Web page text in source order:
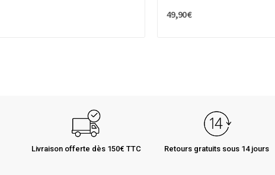
49,90 €
Livraison offerte dès 150€ TTC Retours gratuits sous 14 jours